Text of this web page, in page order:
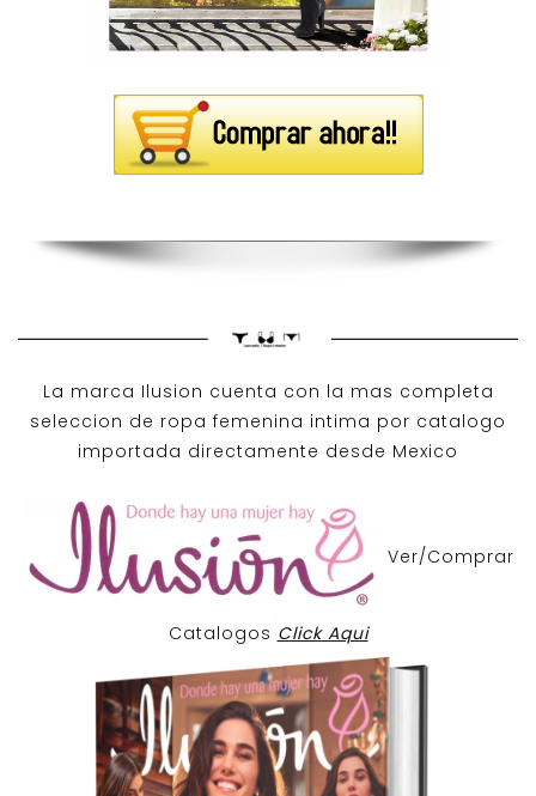
La marca Ilusion cuenta con la mas completa
seleccion de ropa femenina intima por catalogo
importada directamente desde Mexico
Ver/Comprar
Catalogos Click Aqui